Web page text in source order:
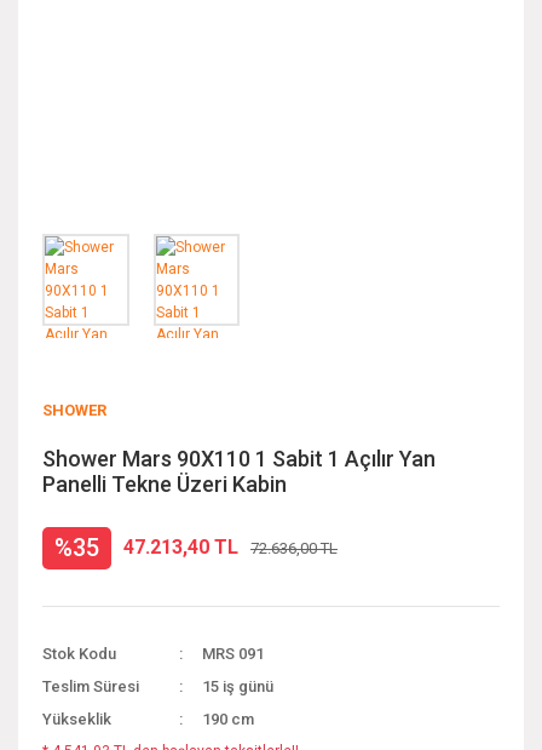
SHOWER
Shower Mars 90X110 1 Sabit 1 Açılır Yan
Panelli Tekne Üzeri Kabin
%35 47.213,40 TL 72.636,00 TL
Stok Kodu
MRS 091
Teslim Süresi
15 iş günü
Yükseklik
190 cm